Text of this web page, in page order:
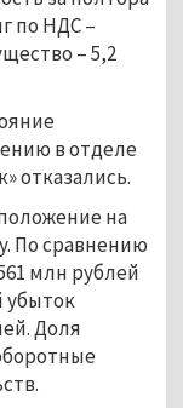
по НДС –
– 5,2
в отделе
отказались.
на
По сравнению
млн рублей
убыток
Доля